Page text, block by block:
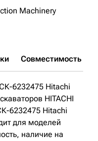
Machinery
Совместимость
6232475 Hitachi
HITACHI
6232475 Hitachi
для моделей
наличие на